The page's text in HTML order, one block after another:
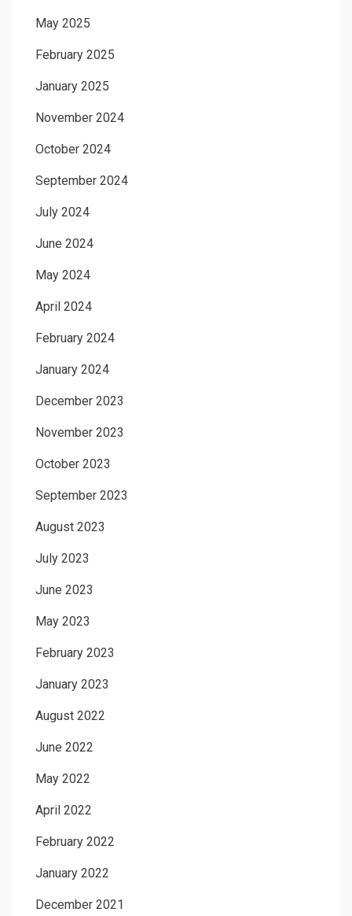
May 2025
February 2025
January 2025
November 2024
October 2024
September 2024
July 2024
June 2024
May 2024
April 2024
February 2024
January 2024
December 2023
November 2023
October 2023
September 2023
August 2023
July 2023
June 2023
May 2023
February 2023
January 2023
August 2022
June 2022
May 2022
April 2022
February 2022
January 2022
December 2021